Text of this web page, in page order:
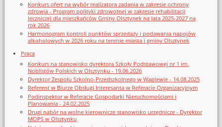
Konkurs ofert na wybór realizatora zadania w zakresie ochrony
zdrowia - Program polityki zdrowotnej w zakresie rehabilitacji
leczniczej dla mieszkańców Gminy Olsztynek na lata 2025-2027 na
rok 2026
Harmonogram kontroli punktów sprzedaży i podawania napojów
alkoholowych w 2026 roku na terenie miasta i gminy Olsztynek
Praca
Konkurs na stanowisko dyrektora Szkoły Podstawowej nr 1 im.
Noblistów Polskich w Olsztynku - 19.06.2026
Dyrektor Zespołu Szkolno-Przedszkolnego w Waplewie - 14.08.2025
Referent w Biurze Obsługi Interesanta w Referacie Organizacyjnym
Podinspektor w Referacie Gospodarki Nieruchomościami i
Planowania - 24.02.2025
Drugi nabór na wolne kierownicze stanowisko urzędnicze - Dyrektor
MOPS w Olsztynku